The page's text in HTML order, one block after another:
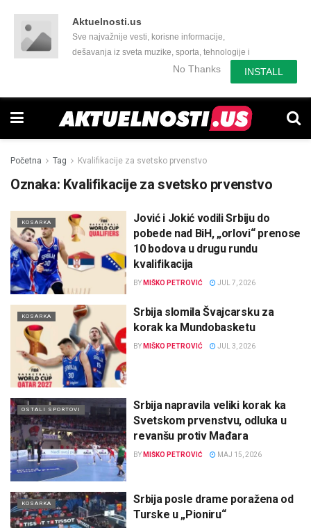
Aktuelnosti.us
Sve najvažnije vesti, korisne informacije,
dešavanja iz sveta muzike, sporta, tehnologije i
još mnogo toga zanimljivog.No Thanks INSTALL
Početna Tag Kvalifikacije za svetsko prvenstvo
Oznaka: Kvalifikacije za svetsko prvenstvo
KOSARKA
Jović i Jokić vodili Srbiju do
pobede nad BiH, „orlovi“ prenose
10 bodova u drugu rundu
kvalifikacija
BY MIŠKO PETROVIĆ JUL 7, 2026
KOSARKA
Srbija slomila Švajcarsku za
korak ka Mundobasketu
BY MIŠKO PETROVIĆ JUL 3, 2026
OSTALI SPORTOVI
Srbija napravila veliki korak ka
Svetskom prvenstvu, odluka u
revanšu protiv Mađara
BY MIŠKO PETROVIĆ MAJ 15, 2026
KOSARKA
Srbija posle drame poražena od
Turske u „Pioniru“